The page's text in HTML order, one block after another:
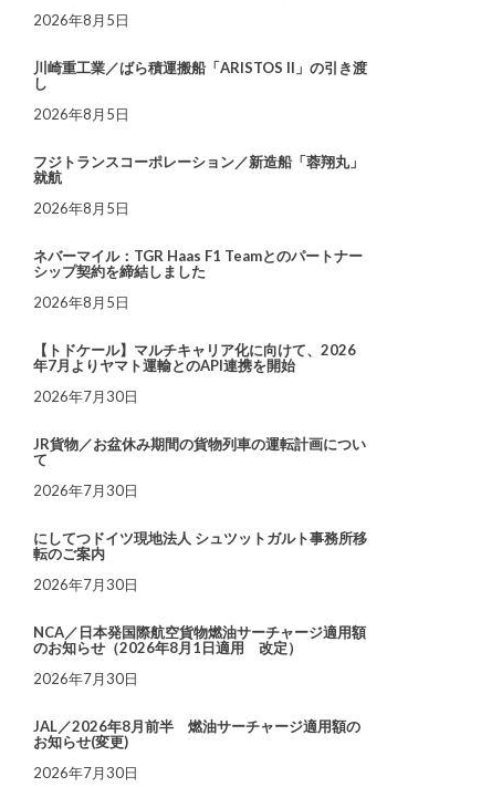
2026年8月5日
川崎重工業／ばら積運搬船「ARISTOS II」の引き渡
し
2026年8月5日
フジトランスコーポレーション／新造船「蓉翔丸」
就航
2026年8月5日
ネバーマイル：TGR Haas F1 Teamとのパートナー
シップ契約を締結しました
2026年8月5日
【トドケール】マルチキャリア化に向けて、2026
年7月よりヤマト運輸とのAPI連携を開始
2026年7月30日
JR貨物／お盆休み期間の貨物列車の運転計画につい
て
2026年7月30日
にしてつドイツ現地法人 シュツットガルト事務所移
転のご案内
2026年7月30日
NCA／日本発国際航空貨物燃油サーチャージ適用額
のお知らせ（2026年8月1日適用 改定）
2026年7月30日
JAL／2026年8月前半 燃油サーチャージ適用額の
お知らせ(変更)
2026年7月30日